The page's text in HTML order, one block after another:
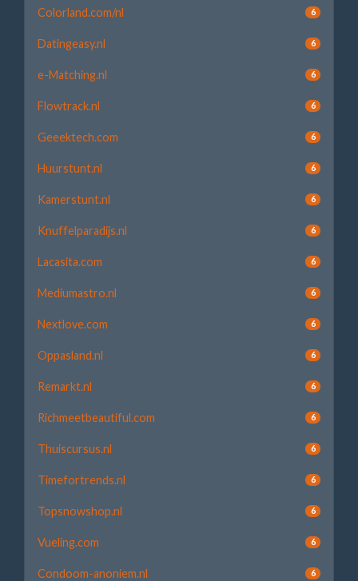
Colorland.com/nl 6
Datingeasy.nl 6
e-Matching.nl 6
Flowtrack.nl 6
Geeektech.com 6
Huurstunt.nl 6
Kamerstunt.nl 6
Knuffelparadijs.nl 6
Lacasita.com 6
Mediumastro.nl 6
Nextlove.com 6
Oppasland.nl 6
Remarkt.nl 6
Richmeetbeautiful.com 6
Thuiscursus.nl 6
Timefortrends.nl 6
Topsnowshop.nl 6
Vueling.com 6
Condoom-anoniem.nl 6